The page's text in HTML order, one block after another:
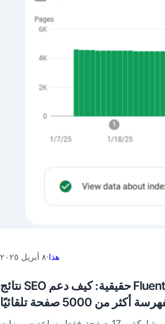
٨ أبريل ٢٠٢٥·هذا
نتائج SEO حقيقية: كيف دعم FluentC لـ Hreflang
أكثر من 5000 صفحة تلقائيًا